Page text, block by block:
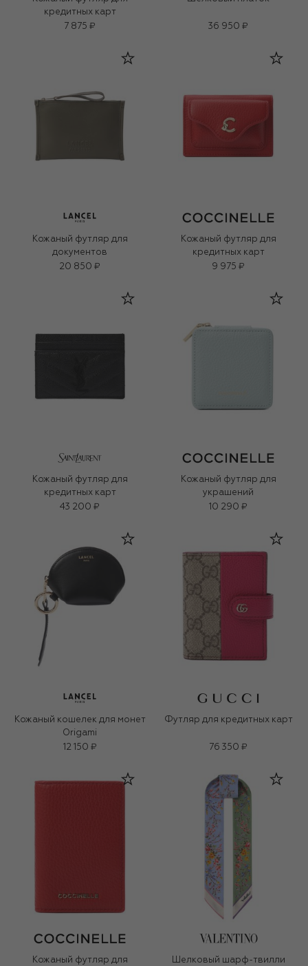
кредитных карт
7 875 ₽
36 950 ₽
Кожаный футляр для
документов
20 850 ₽
Кожаный футляр для
кредитных карт
9 975 ₽
Кожаный футляр для
кредитных карт
43 200 ₽
Кожаный футляр для
украшений
10 290 ₽
Кожаный кошелек для монет
Origami
12 150 ₽
Футляр для кредитных карт
76 350 ₽
Кожаный футляр для
Шелковый шарф-твилли